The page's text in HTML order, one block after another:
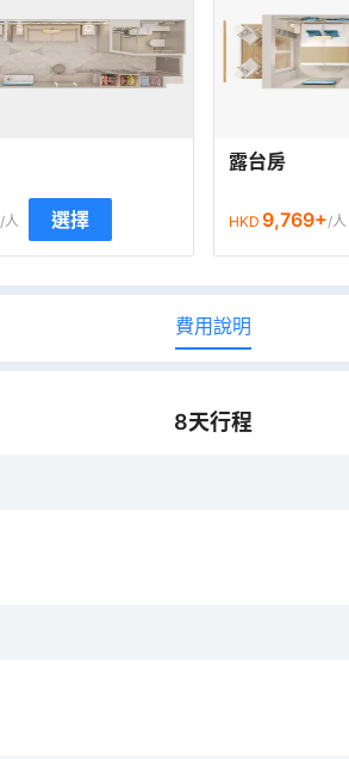
/人 選擇
露台房
HKD 9,769+/人
費用說明
8天行程